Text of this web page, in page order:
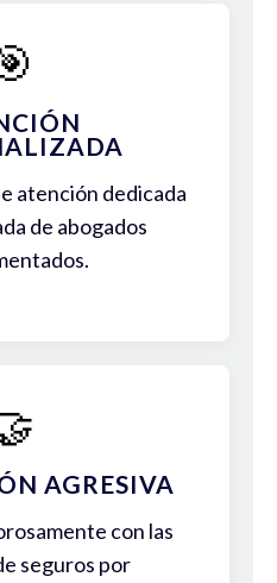
atención dedicada
de abogados
AGRESIVA
con las
seguros por